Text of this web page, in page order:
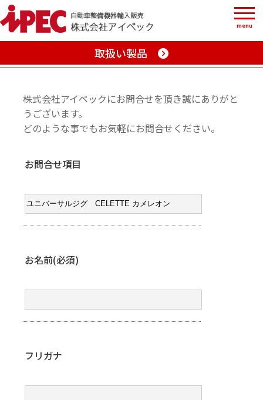
menu
取扱い製品
株式会社アイペックにお問合せを頂き誠にありがと
うございます。
どのような事でもお気軽にお問合せください。
お問合せ項目
お名前(必須)
フリガナ